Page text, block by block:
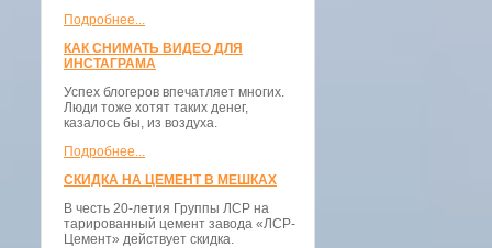
Подробнее...
КАК СНИМАТЬ ВИДЕО ДЛЯ
ИНСТАГРАМА
Успех блогеров впечатляет многих.
Люди тоже хотят таких денег,
казалось бы, из воздуха.
Подробнее...
СКИДКА НА ЦЕМЕНТ В МЕШКАХ
В честь 20-летия Группы ЛСР на
тарированный цемент завода «ЛСР-
Цемент» действует скидка.